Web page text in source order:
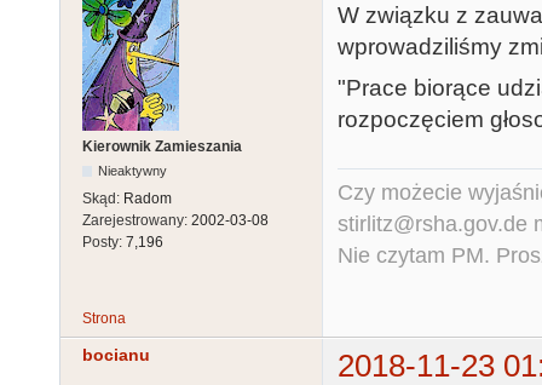
Kierownik Zamieszania
Nieaktywny
Skąd: Radom
Zarejestrowany: 2002-03-08
Posty: 7,196
W związku z
wprowadziliśmy
"Prace biorące
rozpoczęciem
Czy możecie
stirlitz@rsha.gov.de
Nie czytam PM.
Strona
bocianu 2018-11-23